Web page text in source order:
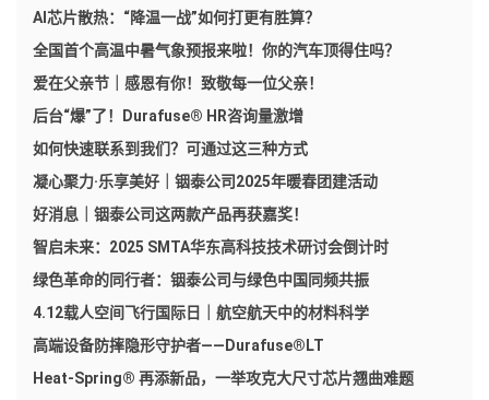
AI芯片散热：“降温一战”如何打更有胜算？
全国首个高温中暑气象预报来啦！你的汽车顶得住吗？
爱在父亲节｜感恩有你！致敬每一位父亲！
后台“爆”了！Durafuse® HR咨询量激增
如何快速联系到我们？可通过这三种方式
凝心聚力·乐享美好｜铟泰公司2025年暖春团建活动
好消息｜铟泰公司这两款产品再获嘉奖！
智启未来：2025 SMTA华东高科技技术研讨会倒计时
绿色革命的同行者：铟泰公司与绿色中国同频共振
4.12载人空间飞行国际日｜航空航天中的材料科学
高端设备防摔隐形守护者——Durafuse®LT
Heat-Spring® 再添新品，一举攻克大尺寸芯片翘曲难题